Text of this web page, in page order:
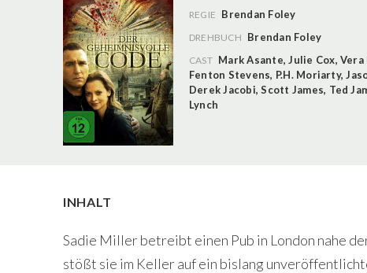
REGIE Brendan Foley
DREHBUCH Brendan Foley
CAST Mark Asante,Julie Cox, Vera
Fenton Stevens, P.H. Moriarty,
Derek Jacobi,Scott James, Ted
Lynch
INHALT
Sadie Miller betreibt einen Pub in London nahe
stößt sie im Keller auf ein bislang